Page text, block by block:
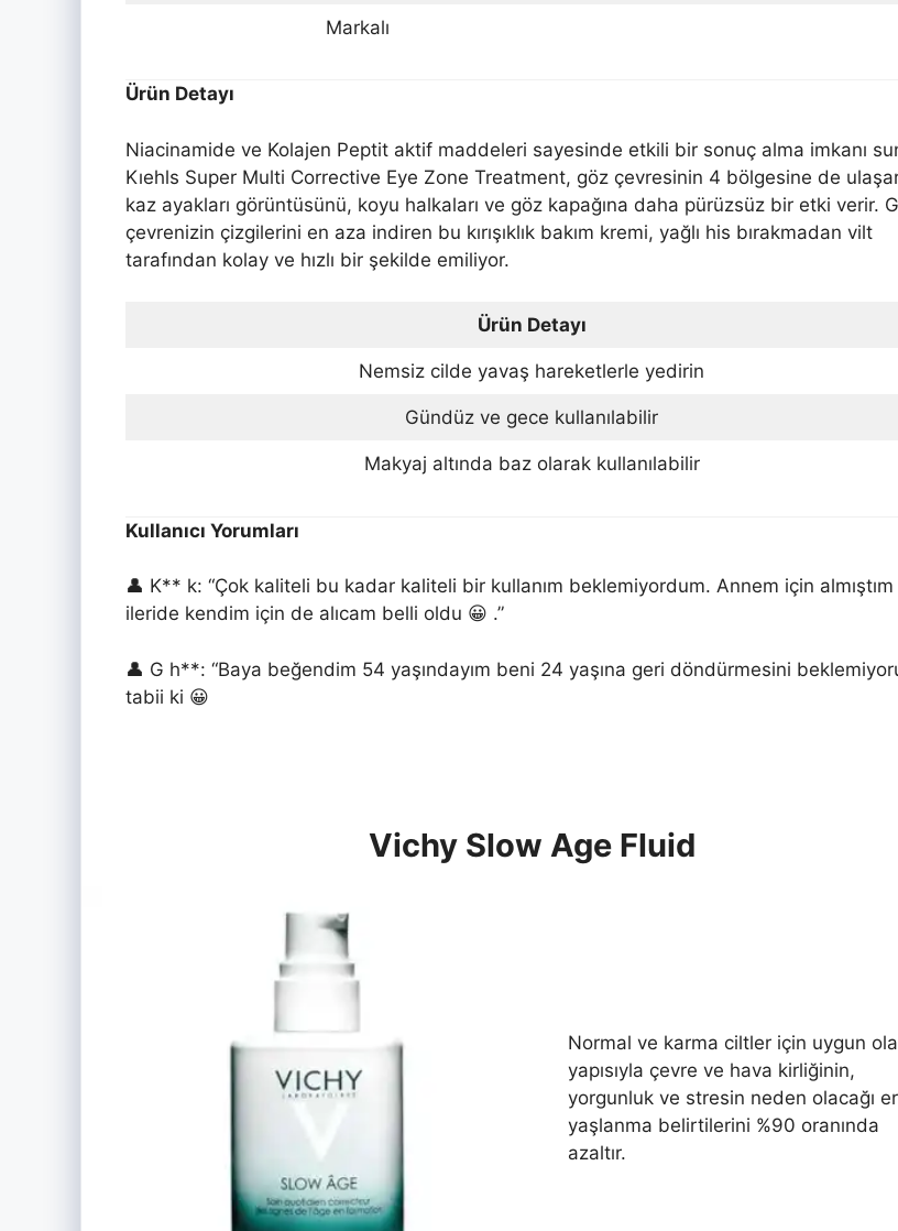
Markalı
Ürün Detayı
Niacinamide ve Kolajen Peptit aktif maddeleri sayesinde etkili bir sonuç alma imkanı
Kıehls Super Multi Corrective Eye Zone Treatment, göz çevresinin 4 bölgesine de
kaz ayakları görüntüsünü, koyu halkaları ve göz kapağına daha pürüzsüz bir etki verir.
çevrenizin çizgilerini en aza indiren bu kırışıklık bakım kremi, yağlı his bırakmadan vilt
tarafından kolay ve hızlı bir şekilde emiliyor.
Ürün Detayı
Nemsiz cilde yavaş hareketlerle yedirin
Gündüz ve gece kullanılabilir
Makyaj altında baz olarak kullanılabilir
Kullanıcı Yorumları
👤 K** k: “Çok kaliteli bu kadar kaliteli bir kullanım beklemiyordum. Annem için almıştım
ileride kendim için de alıcam belli oldu 😀 .”
👤 G h**: “Baya beğendim 54 yaşındayım beni 24 yaşına geri döndürmesini
tabii ki 😀
Vichy Slow Age Fluid
Normal ve karma ciltler için uygun
yapısıyla çevre ve hava kirliğinin,
yorgunluk ve stresin neden olacağı
yaşlanma belirtilerini %90 oranında
azaltır.